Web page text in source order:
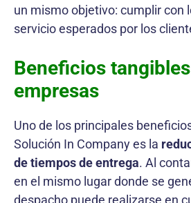
un mismo objetivo: cumplir con
servicio esperados por los
Beneficios
empresas
Uno de los principales
Solución In Company es la
de tiempos de entrega. Al
en el mismo lugar donde se
despacho puede realizarse en